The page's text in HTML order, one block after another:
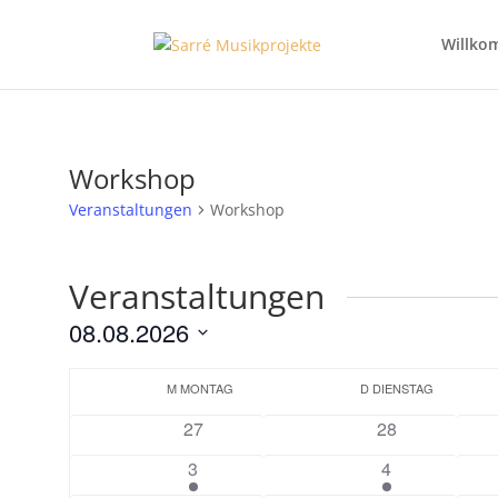
Workshop
Veranstaltungen Workshop
Veranstaltungen
08.08.2026
Kalender
Veranstaltungen
MMONTAG D DIENSTAG
0
27
0
28
1
3
1
4